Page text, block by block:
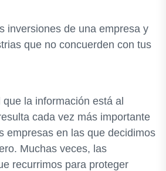
inversiones de una empresa y
que no concuerden con tus
la información está al
cada vez más importante
empresas en las que decidimos
Muchas veces, las
recurrimos para proteger